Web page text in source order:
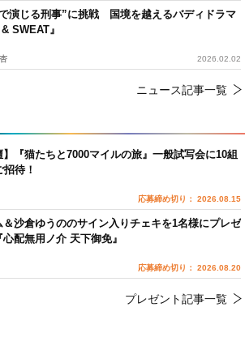
演じる刑事”に挑戦 国境を越えるバディドラマ
SWEAT』
2026.02.02
ニュース記事一覧
】『猫たちと7000マイルの旅』一般試写会に10組
待！
応募締め切り： 2026.08.15
＆沙倉ゆうののサイン入りチェキを1名様にプレゼ
配無用ノ介 天下御免』
応募締め切り： 2026.08.20
プレゼント記事一覧